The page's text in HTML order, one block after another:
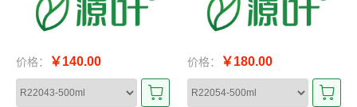
价格： ￥140.00 价格： ￥180.00